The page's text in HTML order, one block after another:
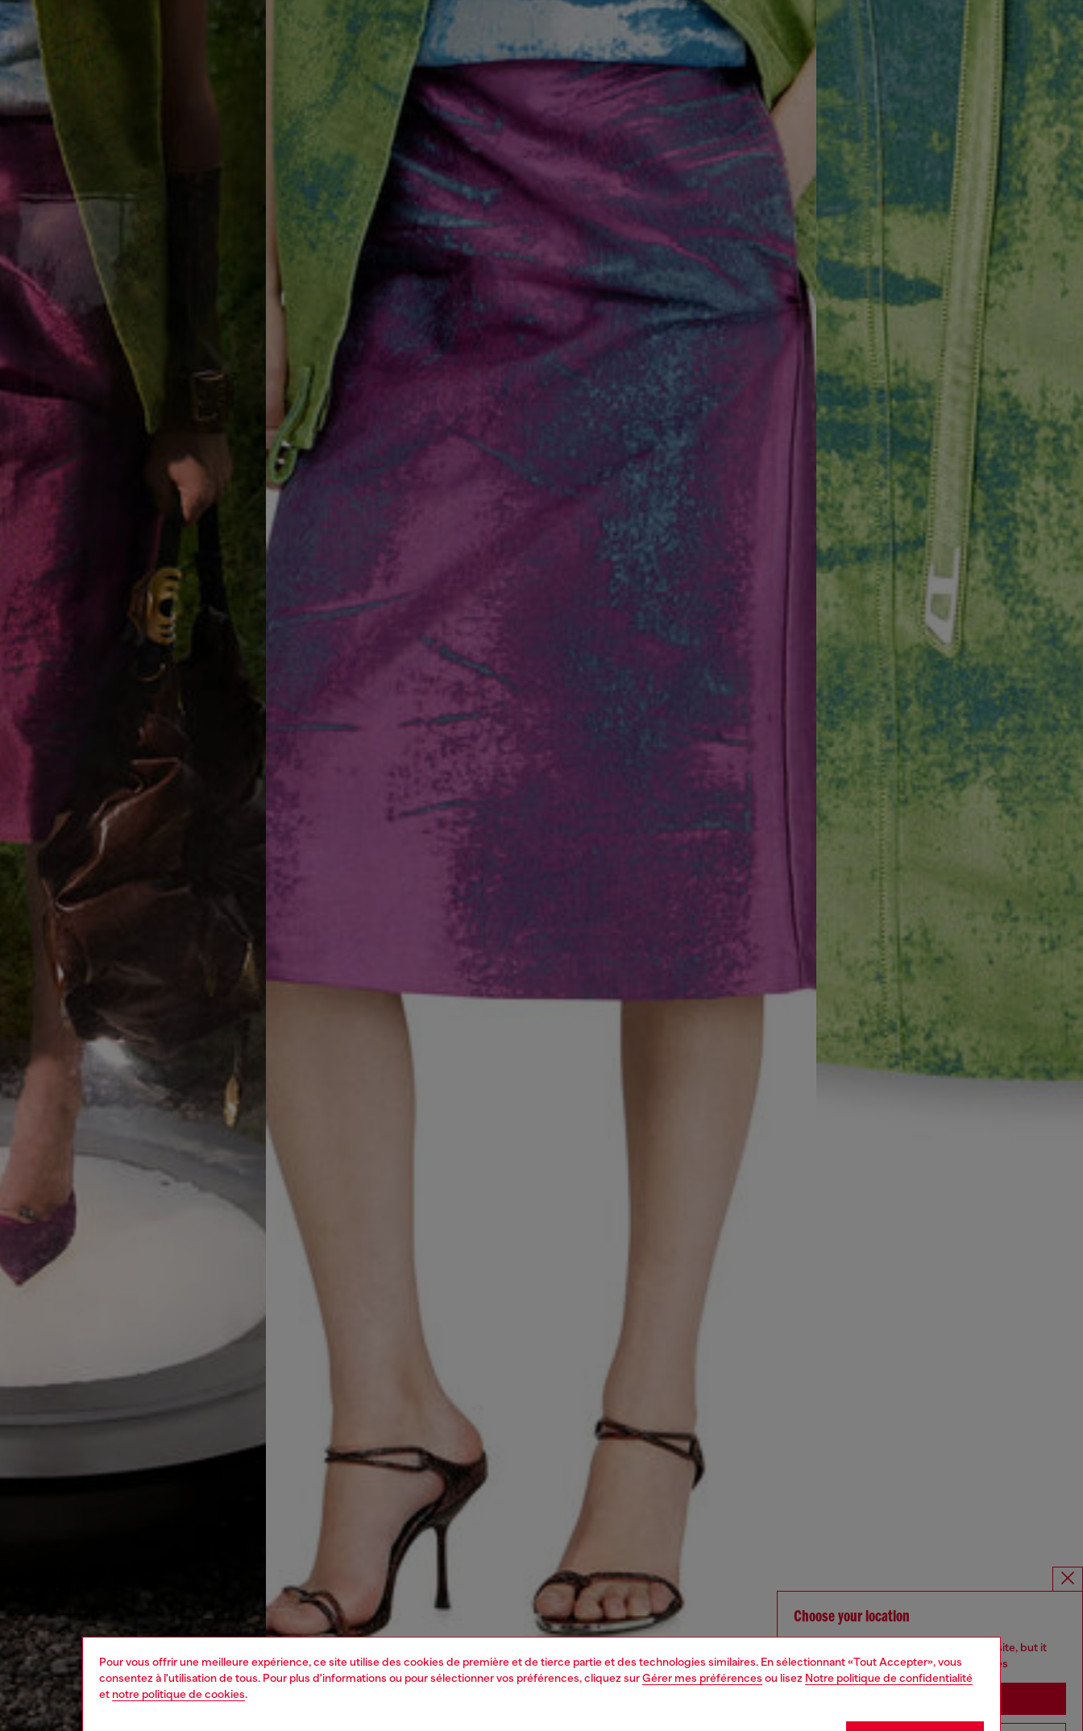
Pour vous offrir une meilleure expérience, ce site utilise des cookies de première et de tierce partie et des technologies similaires. En sélectionnant «Tout Accepter», vous
consentez à l'utilisation de tous. Pour plus d'informations ou pour sélectionner vos préférences, cliquez surGérer mes préférences ou lisez Notre politique de confidentialité
et notre politique de cookies.
Choose your location
You are currently browsing Canada website, but it
seems you may be based in United States